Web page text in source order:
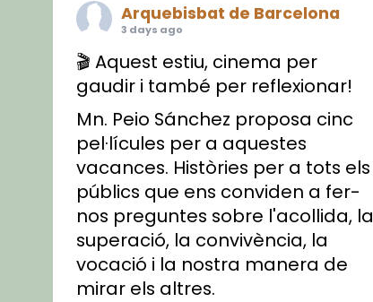
Arquebisbat de Barcelona
3 days ago
🎬 Aquest estiu, cinema per
gaudir i també per reflexionar!
Mn. Peio Sánchez proposa cinc
pel·lícules per a aquestes
vacances. Històries per a tots els
públics que ens conviden a fer-
nos preguntes sobre l'acollida, la
superació, la convivència, la
vocació i la nostra manera de
mirar els altres.